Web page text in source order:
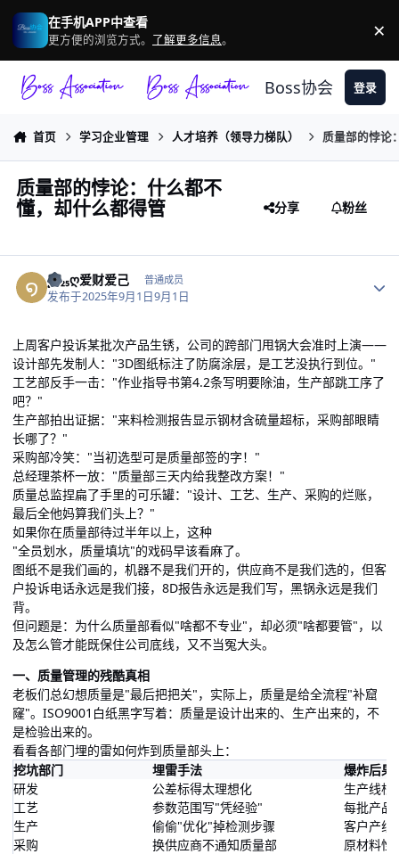
跳转到帖子
在手机APP中查看
更方便的浏览方式。 了解更多信息。 ×
Boss协会 登录
首页 学习企业管理 人才培养（领导力梯队） 质量部的悖论
质量部的悖论：什么都不
懂，却什么都得管
分享 粉丝
໑ຼₒ₂₅ღ爱财爱己 普通成员
发布于2025年9月1日9月1日
上周客户投诉某批次产品生锈，公司的跨部门甩锅大会准时上演——
设计部先发制人："3D图纸标注了防腐涂层，是工艺没执行到位。"
工艺部反手一击："作业指导书第4.2条写明要除油，生产部跳工序了
吧？"
生产部拍出证据："来料检测报告显示钢材含硫量超标，采购部眼睛
长哪了？"
采购部冷笑："当初选型可是质量部签的字！"
总经理茶杯一放："质量部三天内给我整改方案！"
质量总监捏扁了手里的可乐罐："设计、工艺、生产、采购的烂账，
最后全他妈算我们头上？"
如果你在质量部待过半年以上，这种
"全员划水，质量填坑"的戏码早该看麻了。
图纸不是我们画的，机器不是我们开的，供应商不是我们选的，但客
户投诉电话永远是我们接，8D报告永远是我们写，黑锅永远是我们
背。
但问题是：为什么质量部看似"啥都不专业"，却必须"啥都要管"，以
及怎么管才能既保住公司底线，又不当冤大头。
一、质量管理的残酷真相
老板们总幻想质量是"最后把把关"，实际上，质量是给全流程"补窟
窿"。ISO9001白纸黑字写着：质量是设计出来的、生产出来的，不
是检验出来的。
看看各部门埋的雷如何炸到质量部头上：
挖坑部门
埋雷手法
爆炸后果
研发
公差标得太理想化
生产线根
工艺
参数范围写"凭经验"
每批产品
生产
偷偷"优化"掉检测步骤
客户产线
采购
换供应商不通知质量部
原材料性